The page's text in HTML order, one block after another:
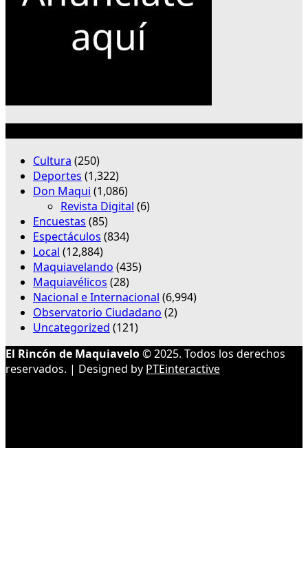
Cultura (250)
Deportes (1,322)
Don Maqui (1,086)
Revista Digital (6)
Encuestas (85)
Espectáculos (834)
Local (12,884)
Maquiavelando (435)
Maquiavélicos (28)
Nacional e Internacional (6,994)
Observatorio Ciudadano (2)
Uncategorized (121)
El Rincón de Maquiavelo© 2025. Todos los derechos
reservados. | Designed by PTEinteractive